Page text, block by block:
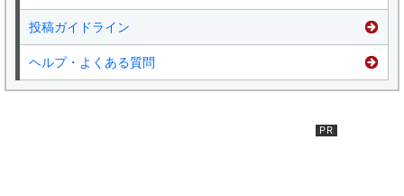
投稿ガイドライン
ヘルプ・よくある質問